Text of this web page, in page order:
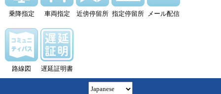
乗降指定 車両指定 近傍停留所 指定停留所 メール配信
路線図 遅延証明書